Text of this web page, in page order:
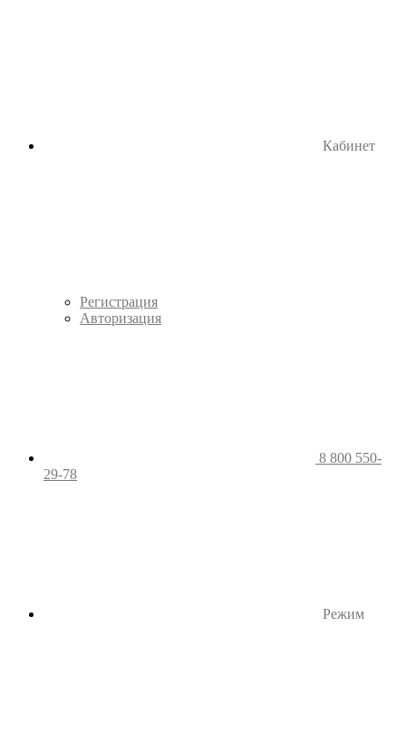
Кабинет
Регистрация
Авторизация
8 800 550-
29-78
Режим